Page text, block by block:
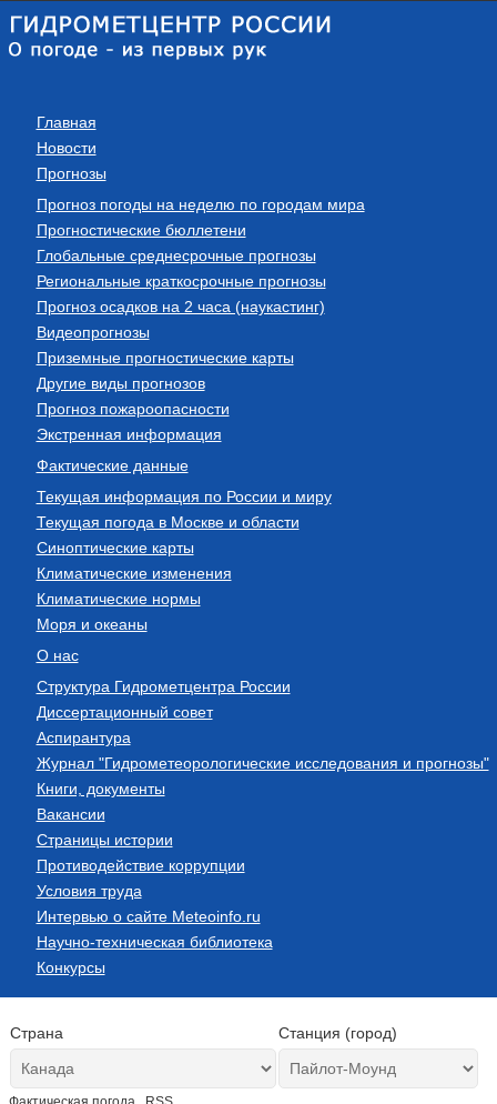
Главная
Новости
Прогнозы
Прогноз погоды на неделю по городам мира
Прогностические бюллетени
Глобальные среднесрочные прогнозы
Региональные краткосрочные прогнозы
Прогноз осадков на 2 часа (наукастинг)
Видеопрогнозы
Приземные прогностические карты
Другие виды прогнозов
Прогноз пожароопасности
Экстренная информация
Фактические данные
Текущая информация по России и миру
Текущая погода в Москве и области
Синоптические карты
Климатические изменения
Климатические нормы
Моря и океаны
О нас
Структура Гидрометцентра России
Диссертационный совет
Аспирантура
Журнал "Гидрометеорологические исследования и прогнозы"
Книги, документы
Вакансии
Страницы истории
Противодействие коррупции
Условия труда
Интервью о сайте Meteoinfo.ru
Научно-техническая библиотека
Конкурсы
Страна Станция (город)